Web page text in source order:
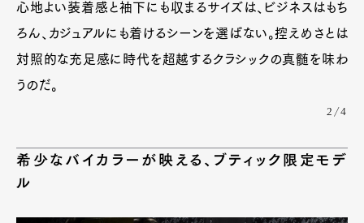
心地よい装着感と袖下にも収まるサイズは、ビジネスはもち
ろん、カジュアルにも着けるシーンを選ばない。控えめさとは
対照的な充足感に時代を超越するクラシックの真髄を味わ
うのだ。
2/4
希少なバイカラーが映える、ブティック限定モデ
ル